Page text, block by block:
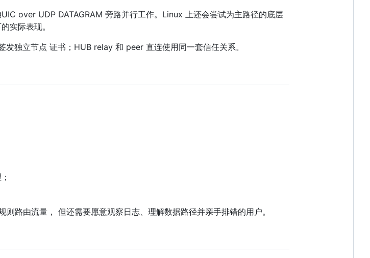
over UDP DATAGRAM 旁路并行工作。Linux 上还会尝试为主路径的底层
实际表现。
发独立节点 证书；HUB relay 和 peer 直连使用同一套信任关系。
路由流量， 但还需要愿意观察日志、理解数据路径并亲手排错的用户。